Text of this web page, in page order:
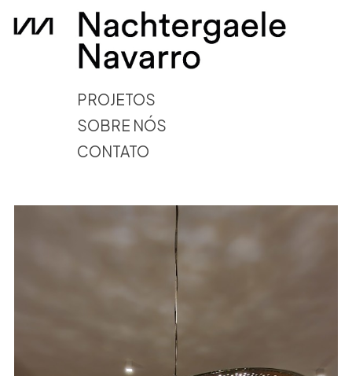
PROJETOS
SOBRE NÓS
CONTATO